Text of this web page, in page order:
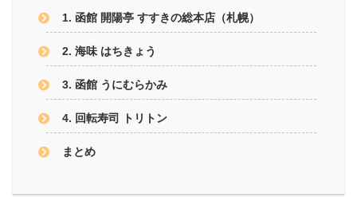
1. 函館 開陽亭 すすきの総本店（札幌）
2. 海味 はちきょう
3. 函館 うにむらかみ
4. 回転寿司 トリトン
まとめ